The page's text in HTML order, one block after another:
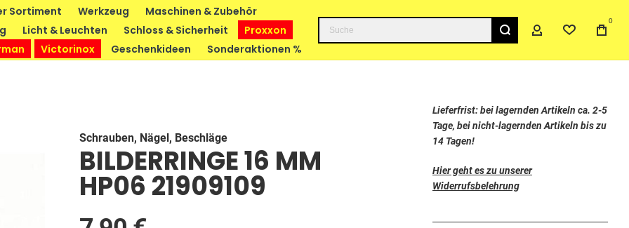
Sortiment Werkzeug
Maschinen & Zubehör
Licht & Leuchten Schloss & Sicherheit
Proxxon
Victorinox Geschenkideen Sonderaktionen %
Suche 0
Schrauben, Nägel, Beschläge
BILDERRINGE 16 MM
HP06 21909109
Lieferfrist: bei lagernden Artikeln ca. 2-5
Tage, bei nicht-lagernden Artikeln bis zu
14 Tagen!
Hier geht es zu unserer
Widerrufsbelehrung